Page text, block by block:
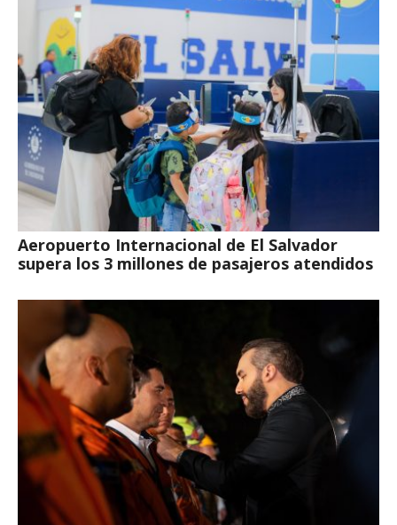
Aeropuerto Internacional de El Salvador
supera los 3 millones de pasajeros atendidos